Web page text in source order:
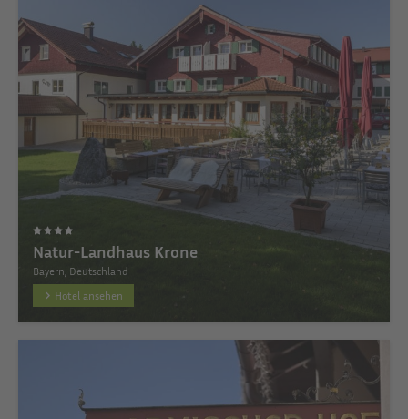
Natur-Landhaus Krone
Bayern, Deutschland
Hotel ansehen